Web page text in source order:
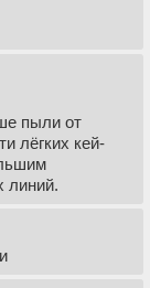
пыли от
лёгких кей-
линий.